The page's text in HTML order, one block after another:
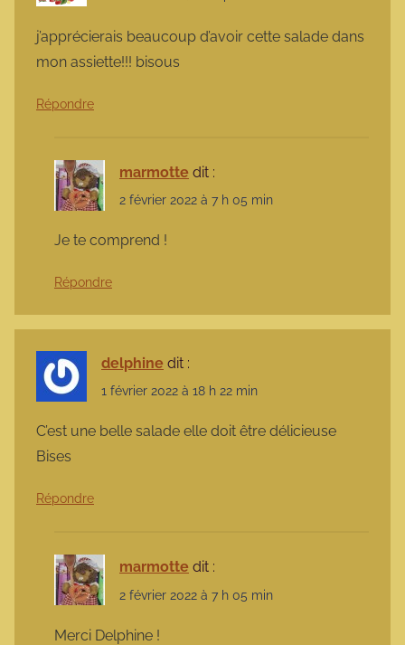
j’apprécierais beaucoup d’avoir cette salade dans
mon assiette!!! bisous
Répondre
marmotte dit :
2 février 2022 à 7 h 05 min
Je te comprend !
Répondre
delphine dit :
1 février 2022 à 18 h 22 min
C’est une belle salade elle doit être délicieuse
Bises
Répondre
marmotte dit :
2 février 2022 à 7 h 05 min
Merci Delphine !